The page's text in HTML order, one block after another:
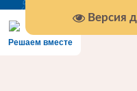
Версия
Решаем вместе